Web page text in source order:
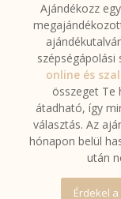
Ajándékozz
szépségápolási
online és
összeget Te
átadható, így
választás. Az
hónapon belül
után
Érdekel